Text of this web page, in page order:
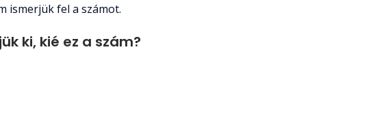
ismerjük fel a számot.
ki, kié ez a szám?